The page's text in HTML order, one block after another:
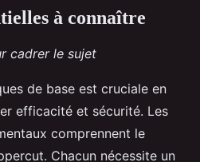
à connaître
cadrer le sujet
de base est cruciale en
efficacité et sécurité. Les
comprennent le
Chacun nécessite un